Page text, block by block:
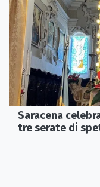
Saracena
tre serate di